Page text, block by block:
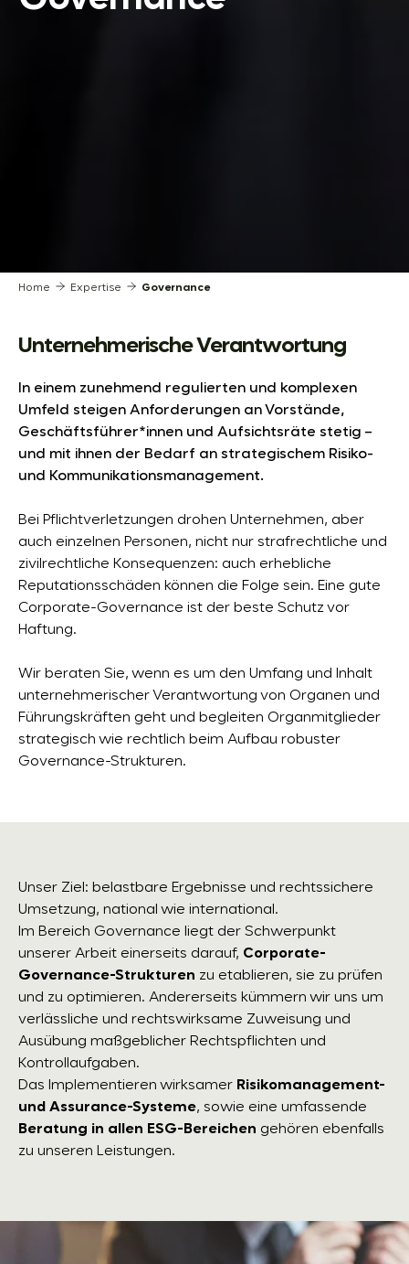
Home Expertise Governance
Unternehmerische Verantwortung
In einem zunehmend regulierten und komplexen
Umfeld steigen Anforderungen an Vorstände,
Geschäftsführer*innen und Aufsichtsräte stetig –
und mit ihnen der Bedarf an strategischem Risiko-
und Kommunikationsmanagement.
Bei Pflichtverletzungen drohen Unternehmen, aber
auch einzelnen Personen, nicht nur strafrechtliche und
zivilrechtliche Konsequenzen: auch erhebliche
Reputationsschäden können die Folge sein. Eine gute
Corporate-Governance ist der beste Schutz vor
Haftung.
Wir beraten Sie, wenn es um den Umfang und Inhalt
unternehmerischer Verantwortung von Organen und
Führungskräften geht und begleiten Organmitglieder
strategisch wie rechtlich beim Aufbau robuster
Governance-Strukturen.
Unser Ziel: belastbare Ergebnisse und rechtssichere
Umsetzung, national wie international.
Im Bereich Governance liegt der Schwerpunkt
unserer Arbeit einerseits darauf, Corporate-
Governance-Strukturen zu etablieren, sie zu prüfen
und zu optimieren. Andererseits kümmern wir uns um
verlässliche und rechtswirksame Zuweisung und
Ausübung maßgeblicher Rechtspflichten und
Kontrollaufgaben.
Das Implementieren wirksamer Risikomanagement-
und Assurance-Systeme, sowie eine umfassende
Beratung in allen ESG-Bereichen gehören ebenfalls
zu unseren Leistungen.